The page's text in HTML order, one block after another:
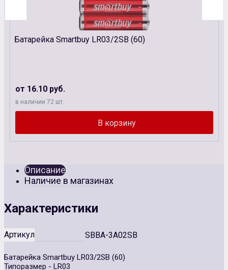
Батарейка Smartbuy LR03/2SB (60)
от 16.10 руб.
в наличии 72 шт.
Описание
Наличие в магазинах
Характеристики
Артикул SBBA-3A02SB
Батарейка Smartbuy LR03/2SB (60)
Типоразмер - LR03